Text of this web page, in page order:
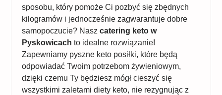
sposobu, który pomoże Ci pozbyć się zbędnych
kilogramów i jednocześnie zagwarantuje dobre
samopoczucie? Nasz catering keto w
Pyskowicach to idealne rozwiązanie!
Zapewniamy pyszne keto posiłki, które będą
odpowiadać Twoim potrzebom żywieniowym,
dzięki czemu Ty będziesz mógł cieszyć się
wszystkimi zaletami diety keto, nie rezygnując z